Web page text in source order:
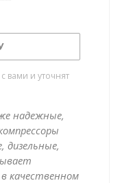
вами и уточнят
надежные,
дизельные,
качественном